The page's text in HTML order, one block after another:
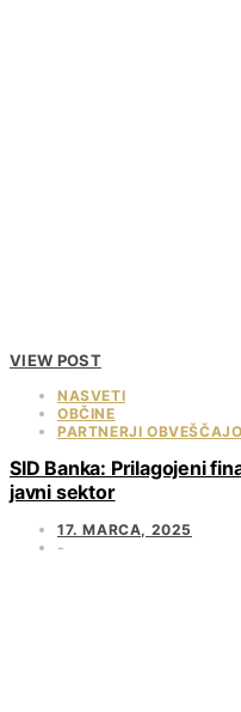
VIEW POST
NASVETI
OBČINE
PARTNERJI OBVEŠČAJO
SID Banka: Prilagojeni
javni sektor
17. MARCA, 2025